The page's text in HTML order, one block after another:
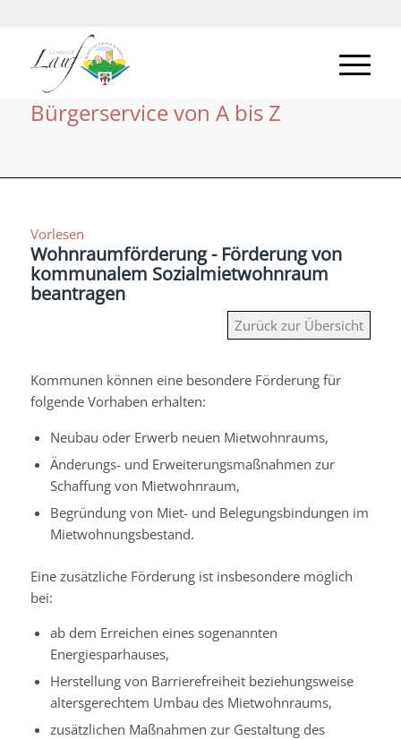
Bürgerservice von A bis Z
Vorlesen
Wohnraumförderung - Förderung von
kommunalem Sozialmietwohnraum
beantragen
Zurück zur Übersicht
Kommunen können eine besondere Förderung für
folgende Vorhaben erhalten:
Neubau oder Erwerb neuen Mietwohnraums,
Änderungs- und Erweiterungsmaßnahmen zur
Schaffung von Mietwohnraum,
Begründung von Miet- und Belegungsbindungen im
Mietwohnungsbestand.
Eine zusätzliche Förderung ist insbesondere möglich
bei:
ab dem Erreichen eines sogenannten
Energiesparhauses,
Herstellung von Barrierefreiheit beziehungsweise
altersgerechtem Umbau des Mietwohnraums,
zusätzlichen Maßnahmen zur Gestaltung des